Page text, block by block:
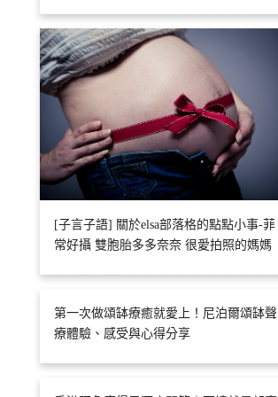
[子言子語] 關於elsa部落格的點點小事-菲
常好攝 雙胞胎多多奈奈 很愛拍照的媽媽
第一次做頌缽療癒就愛上！尼泊爾頌缽聲
療體驗、感受與心得分享